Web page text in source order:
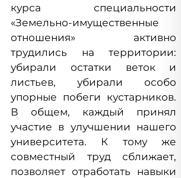
курса специальности
«Земельно-имущественные
отношения» активно
трудились на территории:
убирали остатки веток и
листьев, убирали особо
упорные побеги кустарников.
В общем, каждый принял
участие в улучшении нашего
университета. К тому же
совместный труд сближает,
позволяет отработать навыки